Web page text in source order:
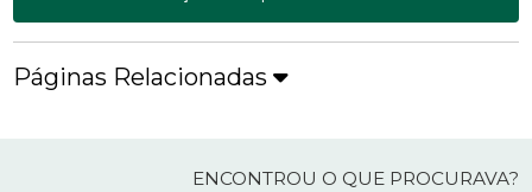
Páginas Relacionadas
ENCONTROU O QUE PROCURAVA?